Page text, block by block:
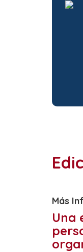
Más
Una